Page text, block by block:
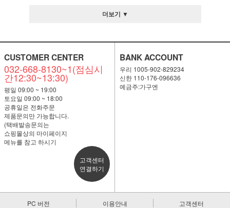
더보기 ▼
CUSTOMER CENTER
032-668-8130~1(점심시
간12:30~13:30)
평일 09:00 ~ 19:00
토요일 09:00 ~ 18:00
공휴일은 전화주문
제품문의만 가능합니다.
(택배발송문의는
쇼핑몰상의 마이페이지
메뉴를 참고 하시기
고객센터
연결하기
BANK ACCOUNT
우리 1005-902-829234
신한 110-176-096636
예금주:가구엔
PC 버전 이용안내 고객센터